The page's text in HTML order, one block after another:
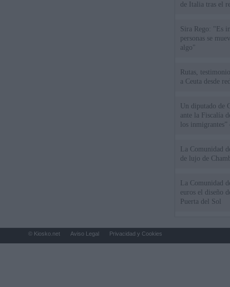
de Italia tras el
Sira Rego: "Es
personas se
algo"
Rutas,
a Ceuta desde
Un diputado de
ante la Fiscalía
los inmigrantes”
La Comunidad
de lujo de
La Comunidad
euros el diseño
Puerta del Sol
© Kiosko.net Aviso Legal Privacidad y Cookies